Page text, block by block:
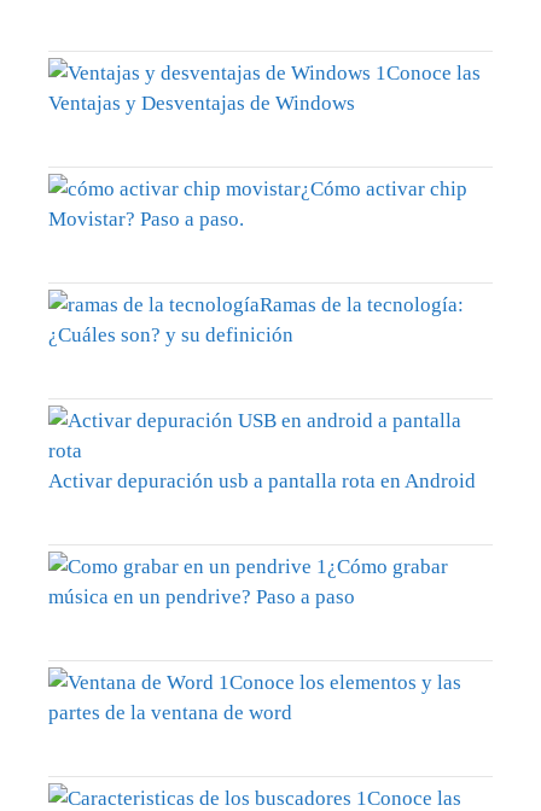
Conoce las
Ventajas y Desventajas de Windows
¿Cómo activar chip
Movistar? Paso a paso.
Ramas de la tecnología:
¿Cuáles son? y su definición
Activar depuración usb a pantalla rota en Android
¿Cómo grabar
música en un pendrive? Paso a paso
Conoce los elementos y las
partes de la ventana de word
Conoce las